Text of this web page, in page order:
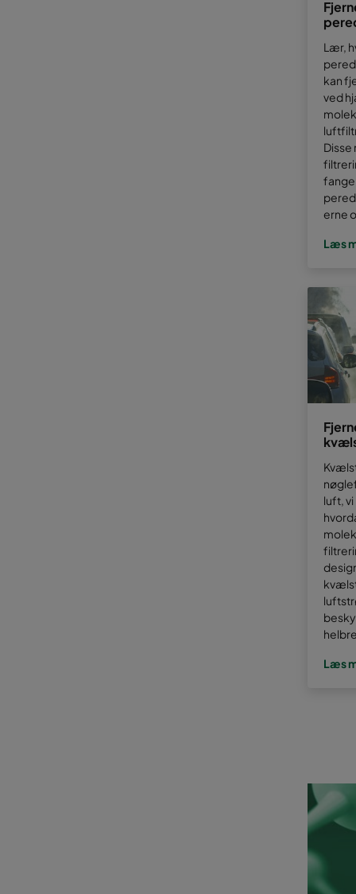
Lær,
kan
ved
erne
Læs
luft,
Læs